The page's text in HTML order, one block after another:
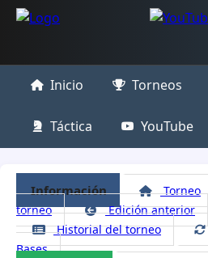
Inicio Torneos
Táctica YouTube
Información Torneo
torneo
Edición anterior
Historial del torneo
Bases